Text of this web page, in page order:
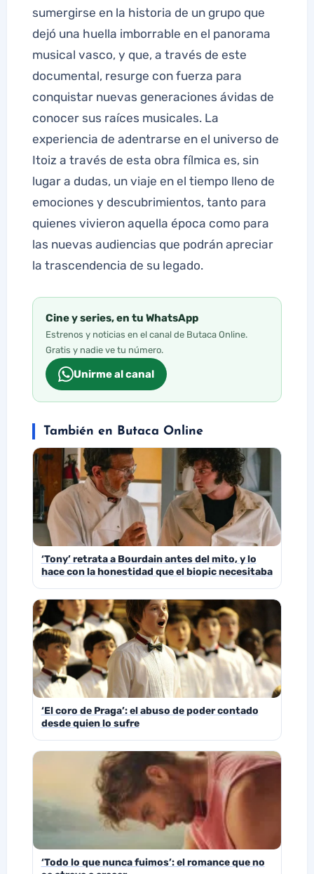
sumergirse en la historia de un grupo que
dejó una huella imborrable en el panorama
musical vasco, y que, a través de este
documental, resurge con fuerza para
conquistar nuevas generaciones ávidas de
conocer sus raíces musicales. La
experiencia de adentrarse en el universo de
Itoiz a través de esta obra fílmica es, sin
lugar a dudas, un viaje en el tiempo lleno de
emociones y descubrimientos, tanto para
quienes vivieron aquella época como para
las nuevas audiencias que podrán apreciar
la trascendencia de su legado.
Cine y series, en tu WhatsApp
Estrenos y noticias en el canal de Butaca Online.
Gratis y nadie ve tu número.
Unirme al canal
También en Butaca Online
‘Tony’ retrata a Bourdain antes del mito, y lo
hace con la honestidad que el biopic necesitaba
‘El coro de Praga’: el abuso de poder contado
desde quien lo sufre
‘Todo lo que nunca fuimos’: el romance que no